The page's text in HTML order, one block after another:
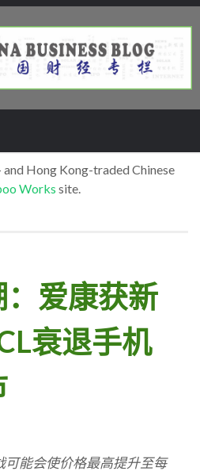
and Hong Kong-traded Chinese
Works site.
爱康获新
衰退手机
可能会使价格最高提升至每